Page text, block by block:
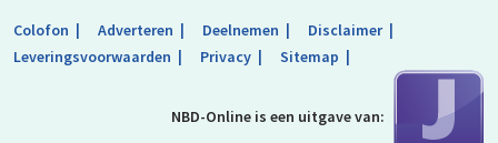
Colofon Adverteren Deelnemen
Disclaimer
Leveringsvoorwaarden
Privacy Sitemap
NBD-Online is een uitgave van: